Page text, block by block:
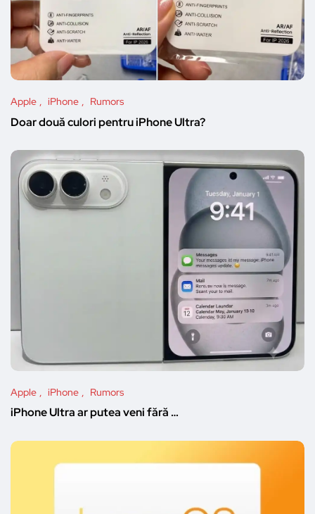
Apple iPhone Rumors
Doar două culori pentru iPhone Ultra?
Apple iPhone Rumors
iPhone Ultra ar putea veni fără …